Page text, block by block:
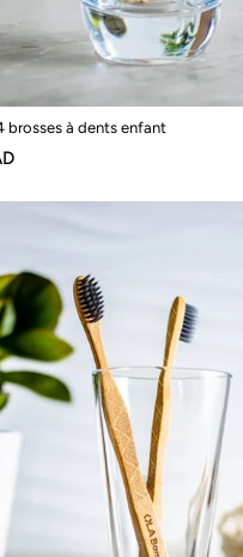
brosses à dents enfant